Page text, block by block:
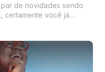
par de novidades sendo
certamente você já